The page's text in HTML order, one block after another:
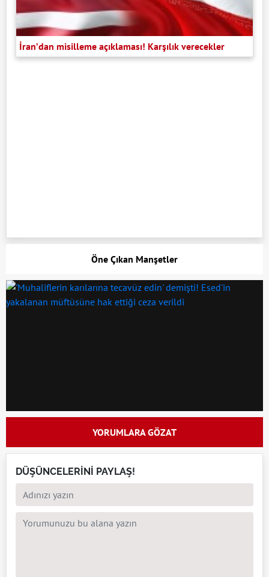
İran’dan misilleme açıklaması! Karşılık verecekler
Öne Çıkan Manşetler
YORUMLARA GÖZAT
DÜŞÜNCELERİNİ PAYLAŞ!